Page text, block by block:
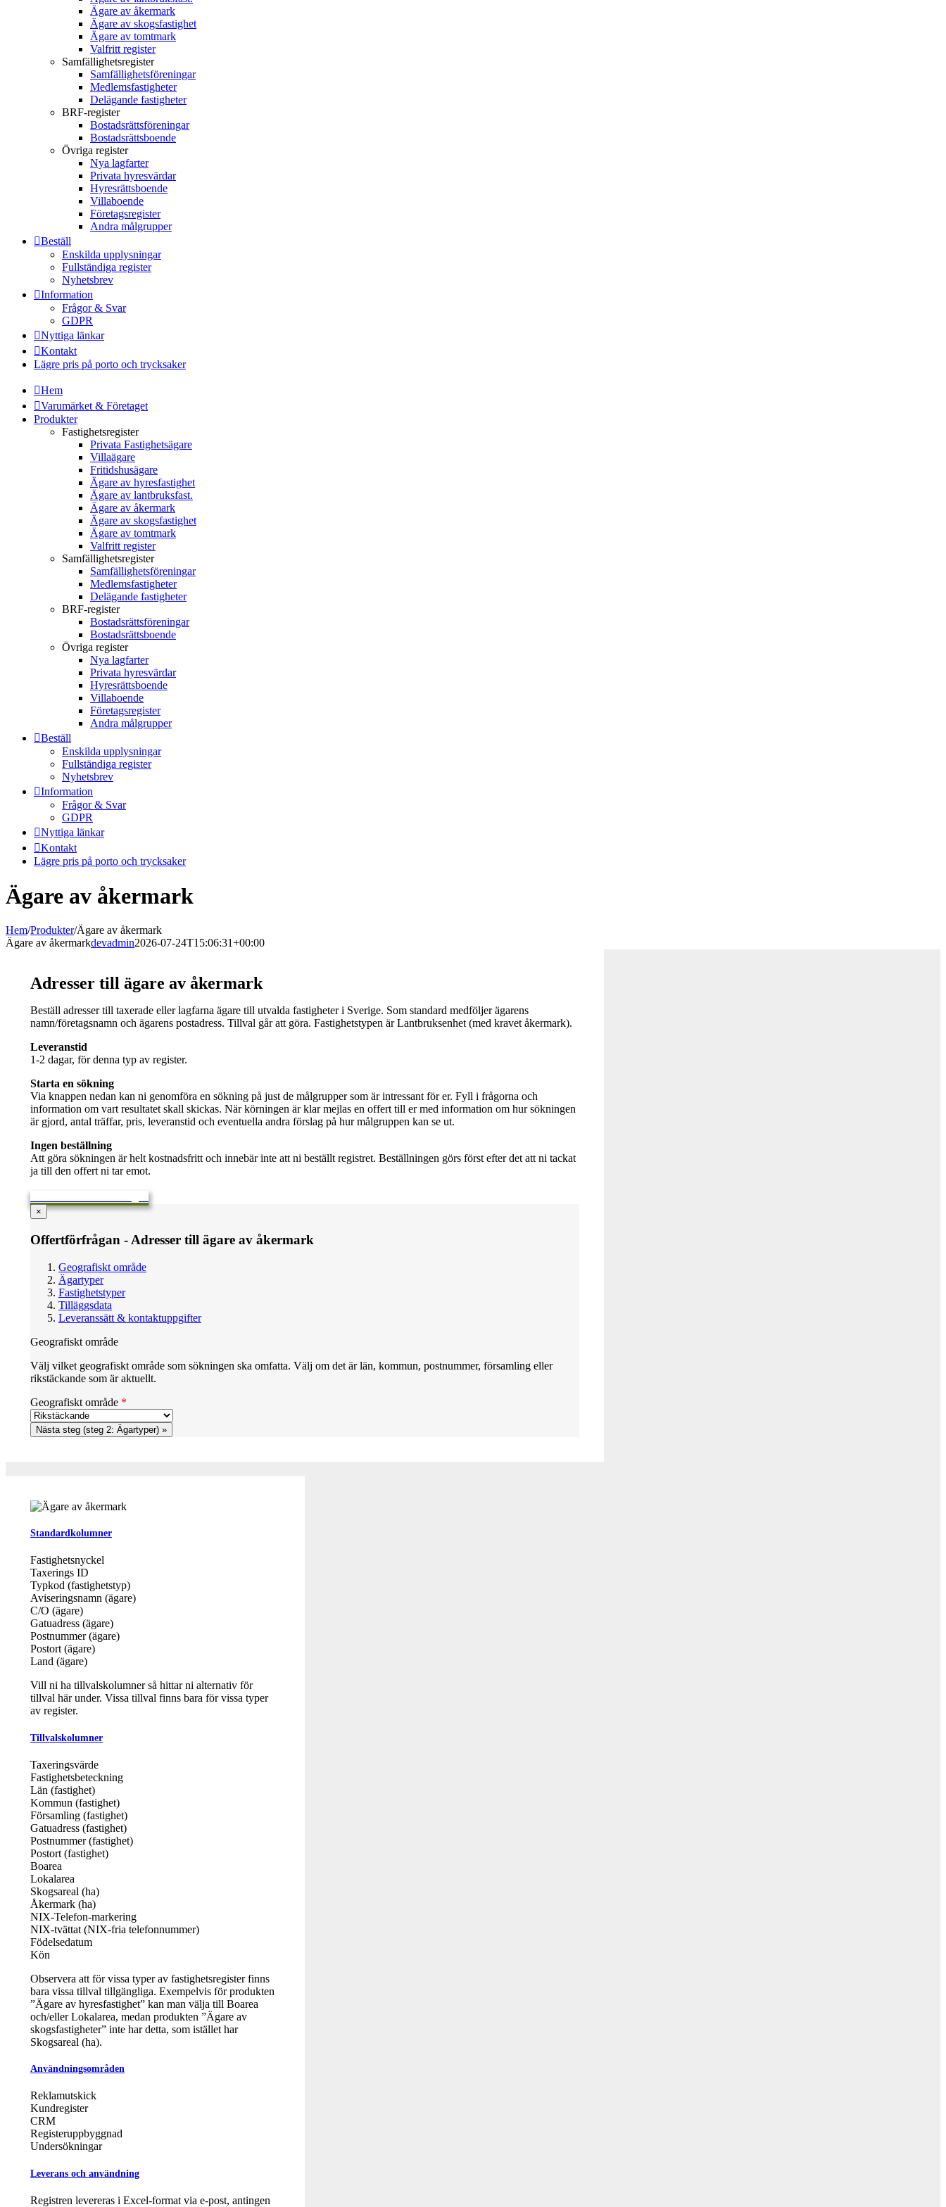
Ägare av åkermark
Ägare av skogsfastighet
Ägare av tomtmark
Valfritt register
Samfällighetsregister
Samfällighetsföreningar
Medlemsfastigheter
Delägande fastigheter
BRF-register
Bostadsrättsföreningar
Bostadsrättsboende
Övriga register
Nya lagfarter
Privata hyresvärdar
Hyresrättsboende
Villaboende
Företagsregister
Andra målgrupper
Beställ
Enskilda upplysningar
Fullständiga register
Nyhetsbrev
Information
Frågor & Svar
GDPR
Nyttiga länkar
Kontakt
Lägre pris på porto och trycksaker
Hem
Varumärket & Företaget
Produkter
Fastighetsregister
Privata Fastighetsägare
Villaägare
Fritidshusägare
Ägare av hyresfastighet
Ägare av lantbruksfast.
Ägare av åkermark
Ägare av skogsfastighet
Ägare av tomtmark
Valfritt register
Samfällighetsregister
Samfällighetsföreningar
Medlemsfastigheter
Delägande fastigheter
BRF-register
Bostadsrättsföreningar
Bostadsrättsboende
Övriga register
Nya lagfarter
Privata hyresvärdar
Hyresrättsboende
Villaboende
Företagsregister
Andra målgrupper
Beställ
Enskilda upplysningar
Fullständiga register
Nyhetsbrev
Information
Frågor & Svar
GDPR
Nyttiga länkar
Kontakt
Lägre pris på porto och trycksaker
Ägare av åkermark
Hem/Produkter/Ägare av åkermark
Ägare av åkermarkdevadmin2026-07-24T15:06:31+00:00
Adresser till ägare av åkermark
Beställ adresser till taxerade eller lagfarna ägare till utvalda fastigheter i Sverige. Som standard medföljer ägarens
namn/företagsnamn och ägarens postadress. Tillval går att göra. Fastighetstypen är Lantbruksenhet (med kravet åkermark).
Leveranstid
1-2 dagar, för denna typ av register.
Starta en sökning
Via knappen nedan kan ni genomföra en sökning på just de målgrupper som är intressant för er. Fyll i frågorna och
information om vart resultatet skall skickas. När körningen är klar mejlas en offert till er med information om hur sökningen
är gjord, antal träffar, pris, leveranstid och eventuella andra förslag på hur målgruppen kan se ut.
Ingen beställning
Att göra sökningen är helt kostnadsfritt och innebär inte att ni beställt registret. Beställningen görs först efter det att ni tackat
ja till den offert ni tar emot.
×
Offertförfrågan - Adresser till ägare av åkermark
Geografiskt område
Ägartyper
Fastighetstyper
Tilläggsdata
Leveranssätt & kontaktuppgifter
Geografiskt område
Välj vilket geografiskt område som sökningen ska omfatta. Välj om det är län, kommun, postnummer, församling eller
rikstäckande som är aktuellt.
Geografiskt område *
Standardkolumner
Fastighetsnyckel
Taxerings ID
Typkod (fastighetstyp)
Aviseringsnamn (ägare)
C/O (ägare)
Gatuadress (ägare)
Postnummer (ägare)
Postort (ägare)
Land (ägare)
Vill ni ha tillvalskolumner så hittar ni alternativ för
tillval här under. Vissa tillval finns bara för vissa typer
av register.
Tillvalskolumner
Taxeringsvärde
Fastighetsbeteckning
Län (fastighet)
Kommun (fastighet)
Församling (fastighet)
Gatuadress (fastighet)
Postnummer (fastighet)
Postort (fastighet)
Boarea
Lokalarea
Skogsareal (ha)
Åkermark (ha)
NIX-Telefon-markering
NIX-tvättat (NIX-fria telefonnummer)
Födelsedatum
Kön
Observera att för vissa typer av fastighetsregister finns
bara vissa tillval tillgängliga. Exempelvis för produkten
”Ägare av hyresfastighet” kan man välja till Boarea
och/eller Lokalarea, medan produkten ”Ägare av
skogsfastigheter” inte har detta, som istället har
Skogsareal (ha).
Användningsområden
Reklamutskick
Kundregister
CRM
Registeruppbyggnad
Undersökningar
Leverans och användning
Registren levereras i Excel-format via e-post, antingen